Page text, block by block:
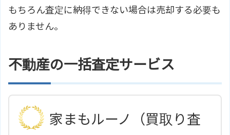
もちろん査定に納得できない場合は売却する必要も
ありません。
不動産の一括査定サービス
家まもルーノ（買取り査